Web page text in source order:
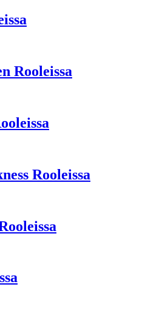
Rooleissa
Rooleissa